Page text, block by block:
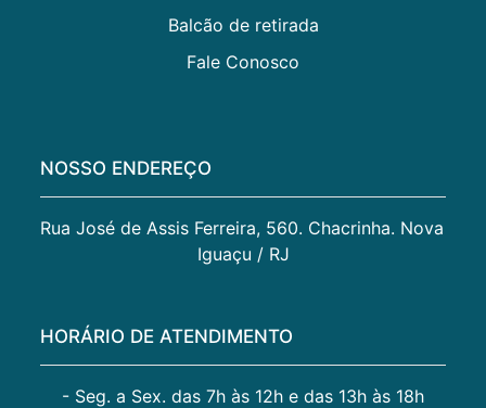
Balcão de retirada
Fale Conosco
NOSSO ENDEREÇO
Rua José de Assis Ferreira, 560. Chacrinha. Nova
Iguaçu / RJ
HORÁRIO DE ATENDIMENTO
- Seg. a Sex. das 7h às 12h e das 13h às 18h